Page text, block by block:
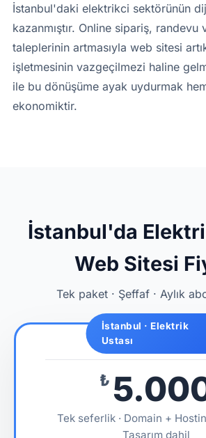
İstanbul'daki elektrikci sektörünün
kazanmıştır. Online sipariş, randevu
taleplerinin artmasıyla web sitesi
işletmesinin vazgeçilmezi haline
ile bu dönüşüme ayak uydurmak
ekonomiktir.
İstanbul'da
Web Sitesi
Tek paket · Şeffaf · Aylık
İstanbul · Elektrik
Ustası
₺
Tek seferlik · Domain +
Tasarım dahil